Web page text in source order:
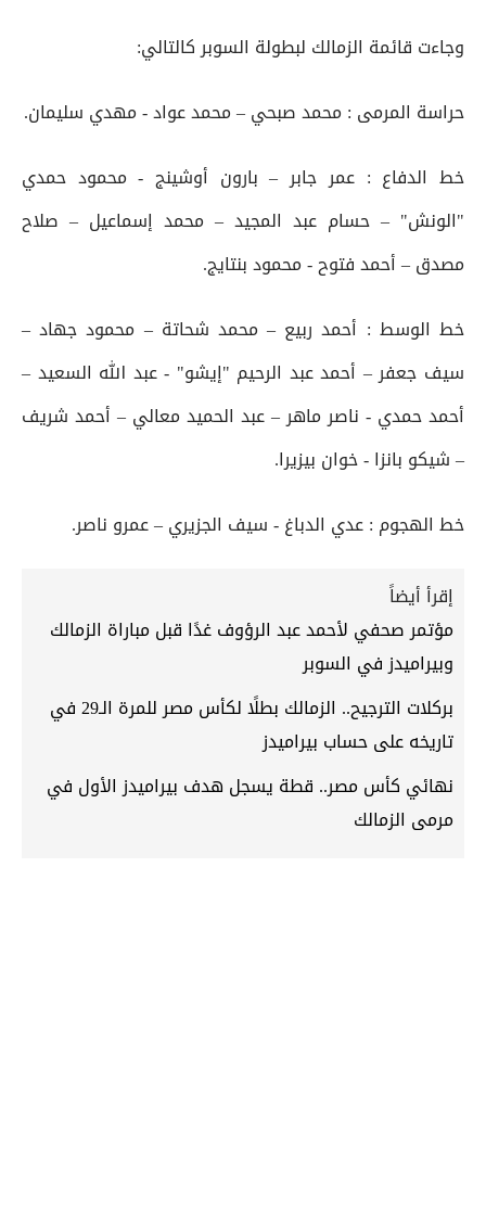
وجاءت قائمة الزمالك لبطولة السوبر كالتالي:
حراسة المرمى : محمد صبحي – محمد عواد - مهدي سليمان.
خط الدفاع : عمر جابر – بارون أوشينج - محمود حمدي
"الونش" – حسام عبد المجيد – محمد إسماعيل – صلاح
مصدق – أحمد فتوح - محمود بنتايج.
خط الوسط : أحمد ربيع – محمد شحاتة – محمود جهاد –
سيف جعفر – أحمد عبد الرحيم "إيشو" - عبد الله السعيد –
أحمد حمدي - ناصر ماهر – عبد الحميد معالي – أحمد شريف
– شيكو بانزا - خوان بيزيرا.
خط الهجوم : عدي الدباغ - سيف الجزيري – عمرو ناصر.
إقرأ أيضاً
مؤتمر صحفي لأحمد عبد الرؤوف غدًا قبل مباراة الزمالك
وبيراميدز في السوبر
بركلات الترجيح.. الزمالك بطلًا لكأس مصر للمرة الـ29 في
تاريخه على حساب بيراميدز
نهائي كأس مصر.. قطة يسجل هدف بيراميدز الأول في
مرمى الزمالك